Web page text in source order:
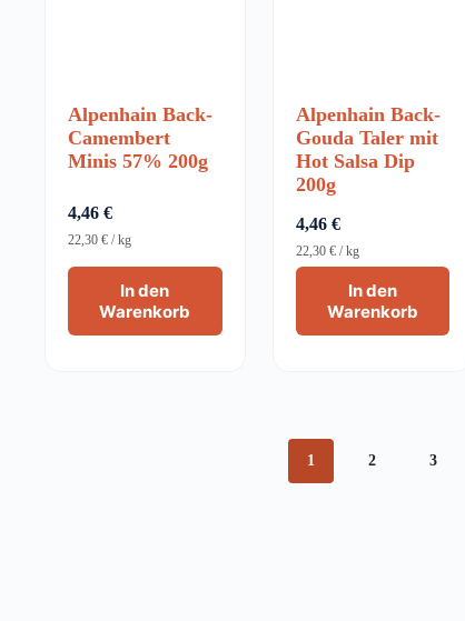
Alpenhain Back-
Camembert
Minis 57% 200g
4,46 €
In den
Warenkorb
22,30 € /kg
Alpenhain Back-
Gouda Taler mit
Hot Salsa Dip
200g
4,46 €
In den
Warenkorb
22,30 €/kg
1 2 3